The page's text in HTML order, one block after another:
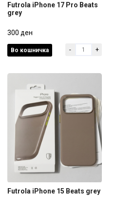
grey
300 ден
Futrola iPhone 17 Pro Beats
grey
300 ден
Во кошничка - +
Futrola iPhone 15 Beats grey